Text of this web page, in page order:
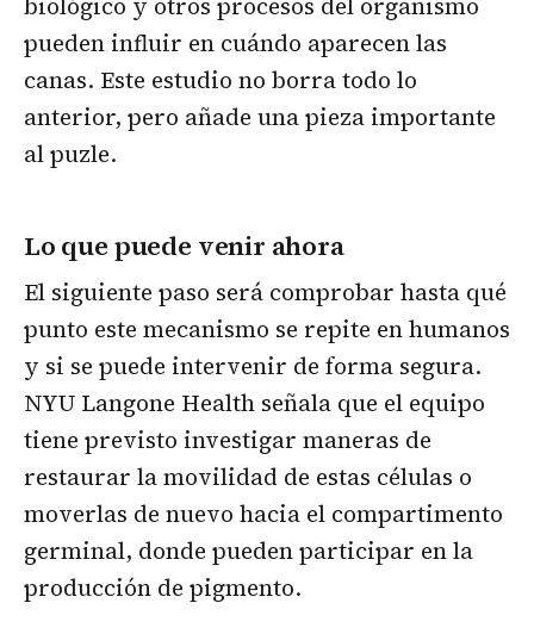
pueden influir en cuándo aparecen las
canas. Este estudio no borra todo lo
anterior, pero añade una pieza importante
al puzle.
Lo que puede venir ahora
El siguiente paso será comprobar hasta qué
punto este mecanismo se repite en humanos
y si se puede intervenir de forma segura.
NYU Langone Health señala que el equipo
tiene previsto investigar maneras de
restaurar la movilidad de estas células o
moverlas de nuevo hacia el compartimento
germinal, donde pueden participar en la
producción de pigmento.